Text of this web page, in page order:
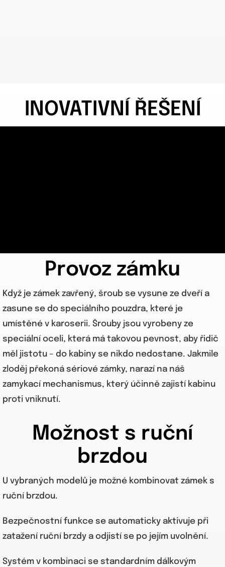
INOVATIVNÍ ŘEŠENÍ
Provoz zámku
Když je zámek zavřený, šroub se vysune ze dveří a
zasune se do speciálního pouzdra, které je
umístěné v karoserii. Šrouby jsou vyrobeny ze
speciální oceli, která má takovou pevnost, aby řidič
měl jistotu – do kabiny se nikdo nedostane. Jakmile
zloděj překoná sériové zámky, narazí na náš
zamykací mechanismus, který účinně zajistí kabinu
proti vniknutí.
Možnost s ruční
brzdou
U vybraných modelů je možné kombinovat zámek s
ruční brzdou.
Bezpečnostní funkce se automaticky aktivuje při
zatažení ruční brzdy a odjistí se po jejím uvolnění.
Systém v kombinaci se standardním dálkovým